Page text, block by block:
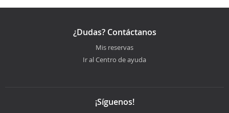
¿Dudas? Contáctanos
Mis reservas
Ir al Centro de ayuda
¡Síguenos!